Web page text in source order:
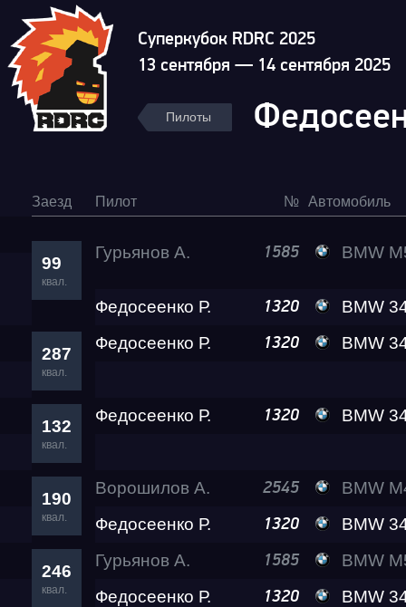
Суперкубок RDRC 2025
13 сентября — 14 сентября 2025
Пилоты
Заезд Пилот № Автомобиль
99
квал.
Гурьянов А. 1585 BMW
Федосеенко Р. 1320 BMW 340
287
квал.
Федосеенко Р. 1320 BMW 340
132
квал.
Федосеенко Р. 1320 BMW 340
190
квал.
Ворошилов А. 2545
BMW M4
Федосеенко Р.
1320 BMW 340
246
квал.
Гурьянов А. 1585
BMW
Федосеенко Р.
1320 BMW 340